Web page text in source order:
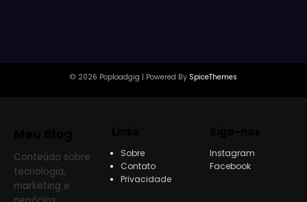
© 2026 Poploadgig | Powered By SpiceThemes
Conteúdo sobre
tecnologia,
marketing e
Sobre
Contato
Privacidade
Instagram
Facebook